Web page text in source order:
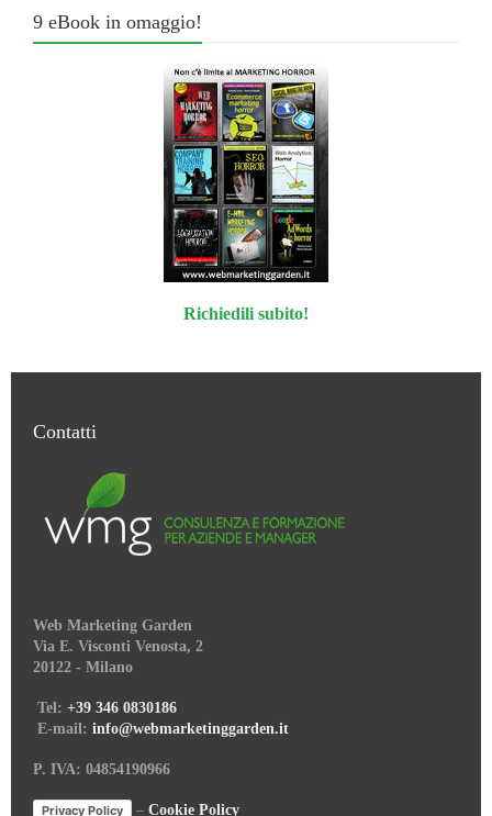
9 eBook in omaggio!
Richiedili subito!
Contatti
Web Marketing Garden
Via E. Visconti Venosta, 2
20122 - Milano
Tel: +39 346 0830186
E-mail: info@webmarketinggarden.it
P. IVA: 04854190966
Privacy Policy – Cookie Policy